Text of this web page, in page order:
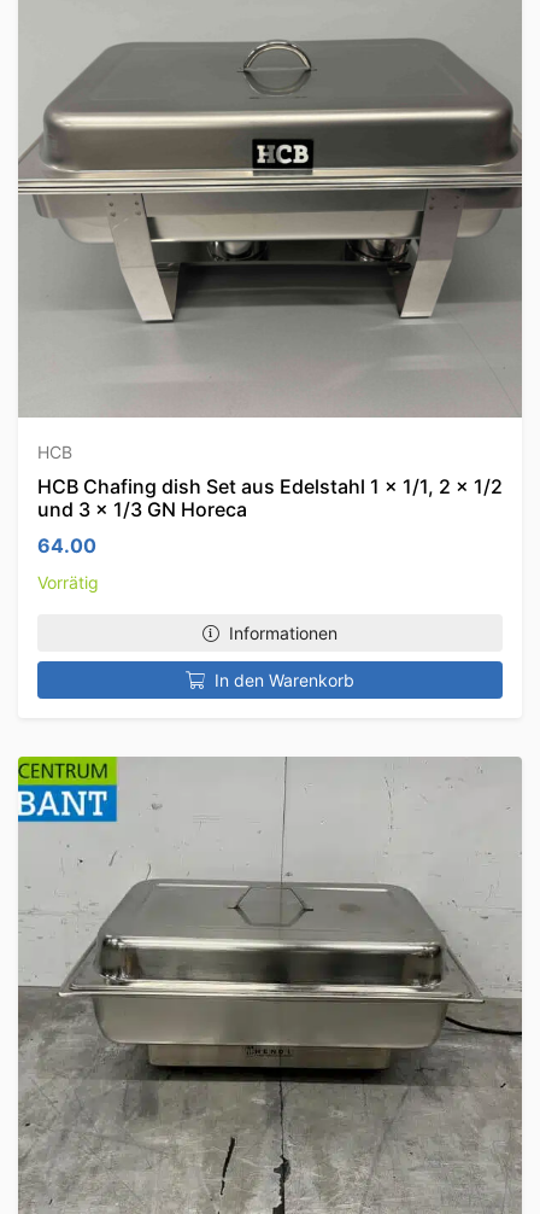
HCB
HCB Chafing dish Set aus Edelstahl 1 x 1/1, 2 x 1/2
und 3 x 1/3 GN Horeca
64.00
Vorrätig
Informationen
In den Warenkorb